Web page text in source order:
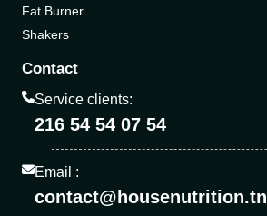
Fat Burner
Shakers
Contact
Service clients:
216 54 54 07 54
Email :
contact@housenutrition.tn